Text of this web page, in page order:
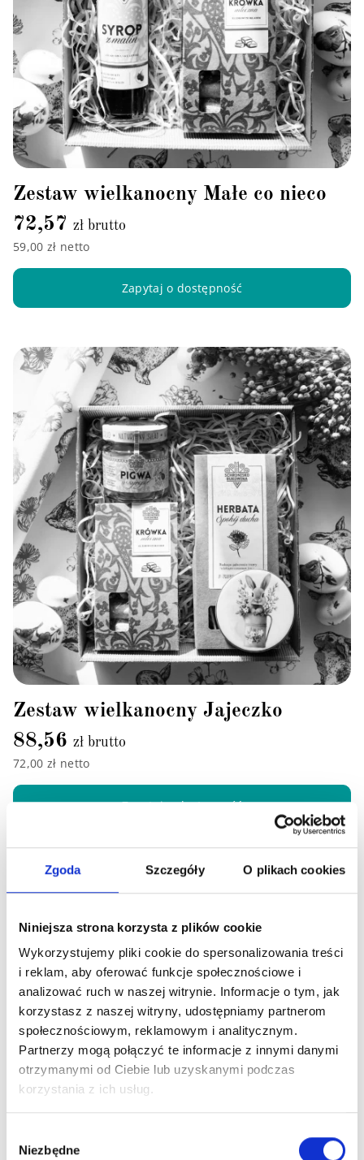
Zgoda Szczegóły O plikach cookies
Niniejsza strona korzysta z plików cookie
Wykorzystujemy pliki cookie do spersonalizowania treści
i reklam, aby oferować funkcje społecznościowe i
analizować ruch w naszej witrynie. Informacje o tym, jak
korzystasz z naszej witryny, udostępniamy partnerom
społecznościowym, reklamowym i analitycznym.
Partnerzy mogą połączyć te informacje z innymi danymi
otrzymanymi od Ciebie lub uzyskanymi podczas
korzystania z ich usług.
zgody
Niezbędne
Zestaw wielkanocny Małe co nieco
72,57 zł brutto
59,00 zł netto
Zapytaj o dostępność
Zestaw wielkanocny Jajeczko
88,56 zł brutto
72,00 zł netto
Zapytaj o dostępność